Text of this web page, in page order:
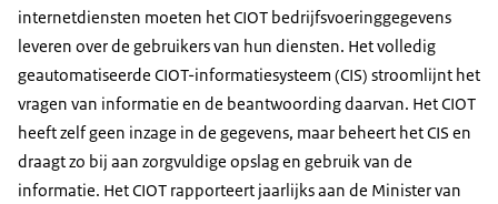
internetdiensten moeten het CIOT bedrijfsvoeringgegevens
leveren over de gebruikers van hun diensten. Het volledig
geautomatiseerde CIOT-informatiesysteem (CIS) stroomlijnt het
vragen van informatie en de beantwoording daarvan. Het CIOT
heeft zelf geen inzage in de gegevens, maar beheert het CIS en
draagt zo bij aan zorgvuldige opslag en gebruik van de
informatie. Het CIOT rapporteert jaarlijks aan de Minister van